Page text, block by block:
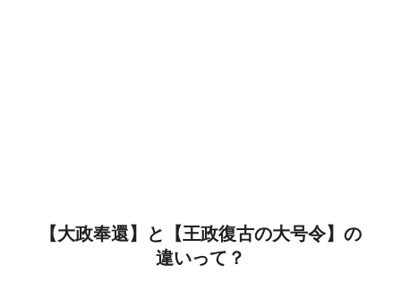
【大政奉還】と【王政復古の大号令】の
違いって？